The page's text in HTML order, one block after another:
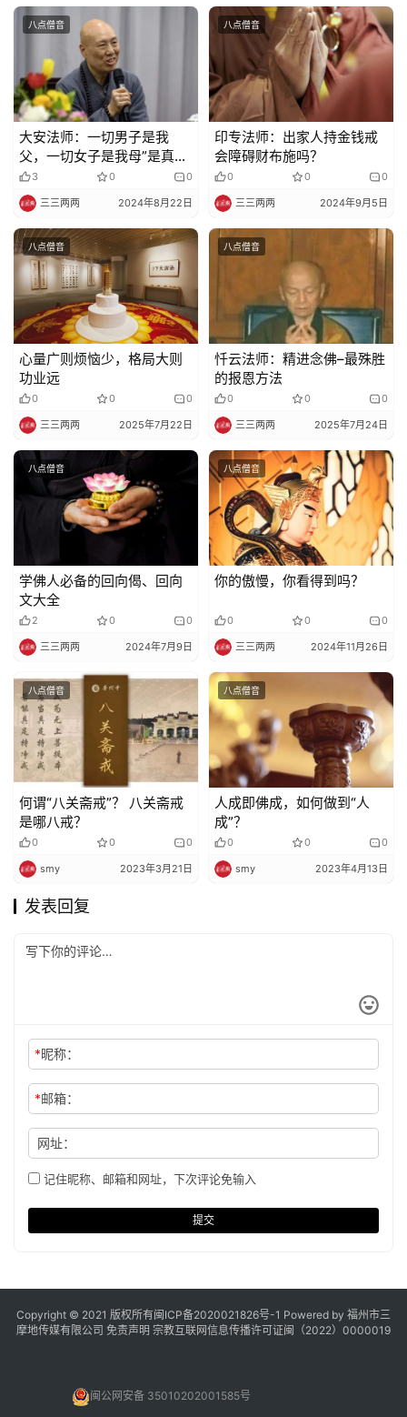
八点僧音
大安法师：一切男子是我
父，一切女子是我母”是真实
说还是方便说呢？
3 0 0
三三两两 2024年8月22日
八点僧音
印专法师：出家人持金钱戒
会障碍财布施吗？
0 0 0
三三两两 2024年9月5日
八点僧音
心量广则烦恼少，格局大则
功业远
0 0 0
三三两两 2025年7月22日
八点僧音
忏云法师：精进念佛–最殊胜
的报恩方法
0 0 0
三三两两 2025年7月24日
八点僧音
学佛人必备的回向偈、回向
文大全
2 0 0
三三两两 2024年7月9日
八点僧音
你的傲慢，你看得到吗？
0 0 0
三三两两 2024年11月26日
八点僧音
何谓“八关斋戒”？ 八关斋戒
是哪八戒？
0 0 0
smy 2023年3月21日
八点僧音
人成即佛成，如何做到“人
成”？
0 0 0
smy 2023年4月13日
发表回复
*昵称：
*邮箱：
网址：
记住昵称、邮箱和网址，下次评论免输入
提交
Copyright © 2021 版权所有闽ICP备2020021826号-1 Powered by 福州市三
摩地传媒有限公司 免责声明 宗教互联网信息传播许可证闽（2022）0000019
闽公网安备 35010202001585号